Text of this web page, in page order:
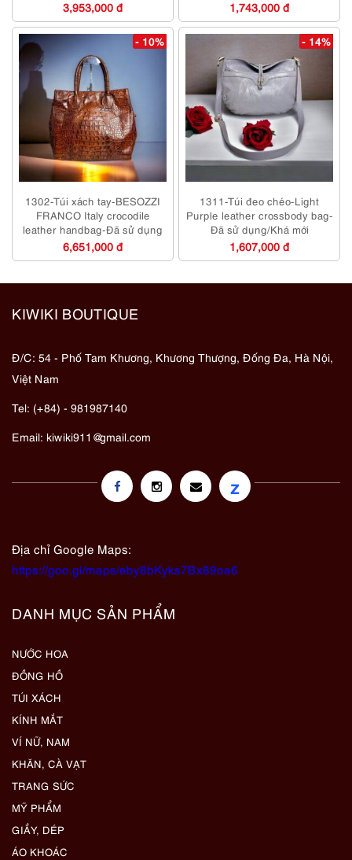
3,953,000 đ
dụng/Khá sạch
1,743,000 đ
- 10%
1302-Túi xách tay-BESOZZI
FRANCO Italy crocodile
leather handbag-Đã sử dụng
6,651,000 đ
- 14%
1311-Túi đeo chéo-Light
Purple leather crossbody bag-
Đã sử dụng/Khá mới
1,607,000 đ
KIWIKI BOUTIQUE
Đ/C: 54 - Phố Tam Khương, Khương Thượng, Đống Đa, Hà Nội,
Việt Nam
Tel: (+84) - 981987140
Email: kiwiki911@gmail.com
z
Địa chỉ Google Maps:
https://goo.gl/maps/eby8bKyks7Bx89oa6
DANH MỤC SẢN PHẨM
NƯỚC HOA
ĐỒNG HỒ
TÚI XÁCH
KÍNH MẮT
VÍ NỮ, NAM
KHĂN, CÀ VẠT
TRANG SỨC
MỸ PHẨM
GIẦY, DÉP
ÁO KHOÁC